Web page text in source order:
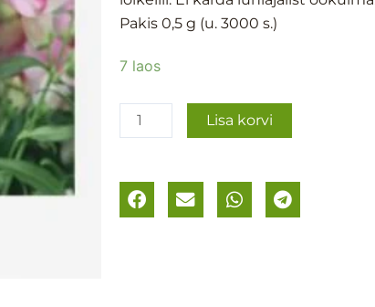
Pakis 0,5 g (u. 3000 s.)
7 laos
Lõvilõug
kogus
Lisa korvi